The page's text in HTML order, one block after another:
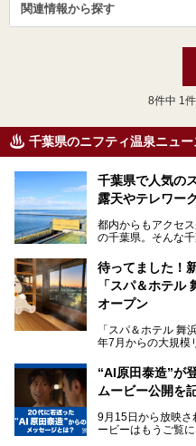
関連情報から探す
8件中 1
千葉県のニフティ温泉ニュー
千葉県で人気の
露天やテレワー
都内からもアクセ
の千葉県。そんな
「サウナでしっか
常を味わいたい」
い」。
そんな多様なニー
の目的に合った施
さらに最近では、
や、テレワーク・
るスパも増えてお
本記事では、人気
スペースや休憩ス
待ってました！
「スパ＆ホテル
オープン
「スパ＆ホテル 舞
年7月からの大規模
新設エリアや生ま
ャラクター「ユー
───
提供元：SPA＆
“AI原田泰造”が
ムービー公開を
9月15日から放映さ
ービーはもうご覧